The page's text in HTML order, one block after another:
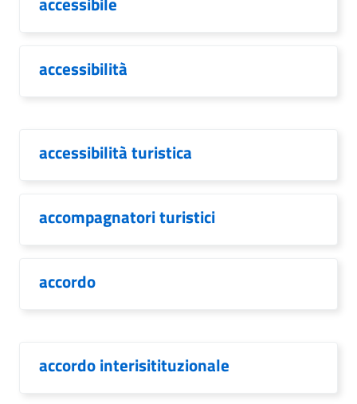
accessibilità
accessibilità turistica
accompagnatori turistici
accordo
accordo interisitituzionale